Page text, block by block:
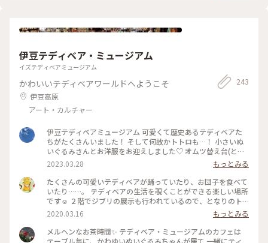
伊豆テディベア・ミュージアム
イズテディベアミュージアム
かわいいテディベアワールドへようこそ
伊豆高原
アート・カルチャー
243
伊豆テディベアミュージアム 可愛くて歴史あるテディベアた
ちがたくさんいました！ そして何故かトトロも…！ 小さいぬ
いぐるみさんとお洋服をお迎えしました♡ オムツ替え台(とい
うか大人も寝れる簡易ベッド)は多目的トイレ内にありました
が、授乳室は見当たりませんでした。 #子連れ #静岡県 #伊東
市 #私のことりっぷ旅 #Myことりっぷ
2023.03.28
もっとみる
たくさんの可愛いテディベアが踊っていたり、お団子を食べて
いたり……。 テディベアの生活を覗くことができる楽しい場所
です☺️ ２階でジブリの展示も行われているので、となりのト
トロなどが好きな方もぜひ♥️ おみやげに可愛いテディベアを
抱っこしていってくださいね💕 #メルヘン #テディベア
2020.03.16
もっとみる
メルヘンなお茶時間✨ テディベア・ミュージアムのカフェは
テーブル毎に、かわゆいぬいぐるみちゃんが居て 一緒にティ